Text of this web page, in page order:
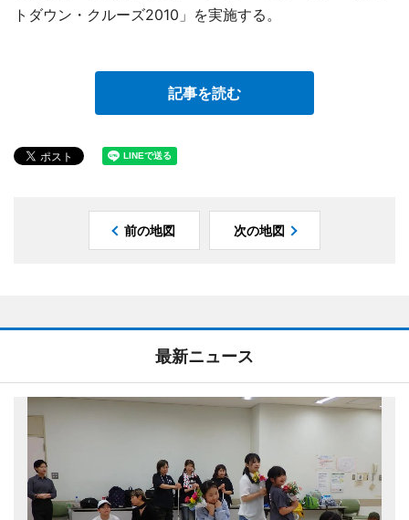
トダウン・クルーズ2010」を実施する。
記事を読む
前の地図 次の地図
最新ニュース